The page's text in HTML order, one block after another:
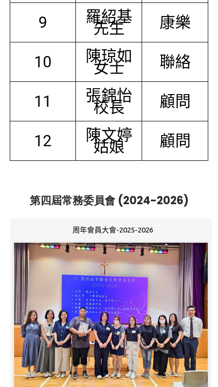
9 羅紹基
先生 康樂
10 陳琼如
女士 聯絡
11 張錦怡
校長 顧問
12 陳文婷
姑娘 顧問
第四屆常務委員會 (2024-2026)
周年會員大會-2025-2026